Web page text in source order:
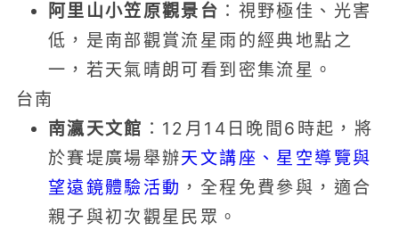
阿里山小笠原觀景台 ：視野極佳、光害
低，是南部觀賞流星雨的經典地點之
一，若天氣晴朗可看到密集流星。
台南
南瀛天文館 ：12月14日晚間6時起，將
於賽堤廣場舉辦天文講座、星空導覽與
望遠鏡體驗活動 ，全程免費參與，適合
親子與初次觀星民眾。